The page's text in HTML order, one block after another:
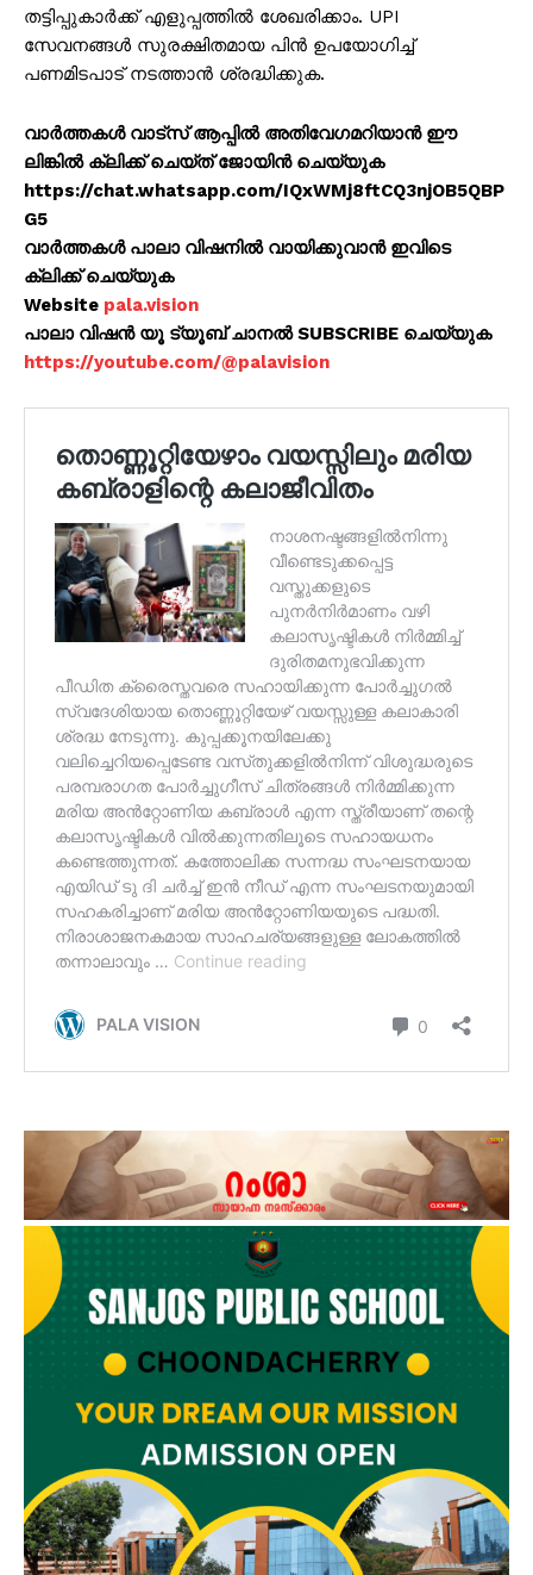
തട്ടിപ്പുകാർക്ക് എളുപ്പത്തിൽ ശേഖരിക്കാം. UPI
സേവനങ്ങൾ സുരക്ഷിതമായ പിൻ ഉപയോഗിച്ച്
പണമിടപാട് നടത്താൻ ശ്രദ്ധിക്കുക.
വാർത്തകൾ വാട്സ് ആപ്പിൽ അതിവേഗമറിയാൻ ഈ
ലിങ്കിൽ ക്ലിക്ക് ചെയ്ത് ജോയിൻ ചെയ്യുക
https://chat.whatsapp.com/IQxWMj8ftCQ3njOB5QBP
G5
വാർത്തകൾ പാലാ വിഷനിൽ വായിക്കുവാൻ ഇവിടെ
ക്ലിക്ക് ചെയ്യുക
Website pala.vision
പാലാ വിഷൻ യൂ ട്യൂബ് ചാനൽ SUBSCRIBE ചെയ്യുക
https://youtube.com/@palavision